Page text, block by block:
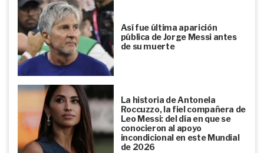
Así fue última aparición
pública de Jorge Messi antes
de su muerte
La historia de Antonela
Roccuzzo, la fiel compañera de
Leo Messi: del día en que se
conocieron al apoyo
incondicional en este Mundial
de 2026